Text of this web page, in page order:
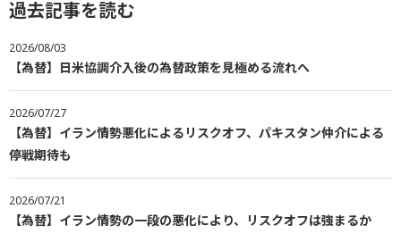
過去記事を読む
2026/08/03
【為替】日米協調介入後の為替政策を見極める流れへ
2026/07/27
【為替】イラン情勢悪化によるリスクオフ、パキスタン仲介による
停戦期待も
2026/07/21
【為替】イラン情勢の一段の悪化により、リスクオフは強まるか